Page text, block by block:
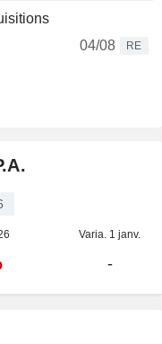
04/08
RE
Varia. 1 janv.
-